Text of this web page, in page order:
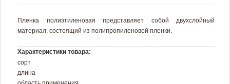
Пленка полиэтиленовая представляет собой двухслойный
материал, состоящий из полипропиленовой пленки.
Характеристики товара:
сорт
длина